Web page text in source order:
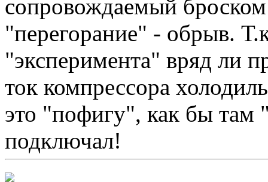
сопровождаемый броском
"перегорание" - обрыв.
"эксперимента" вряд ли
ток компрессора
это "пофигу", как бы там
подключал!